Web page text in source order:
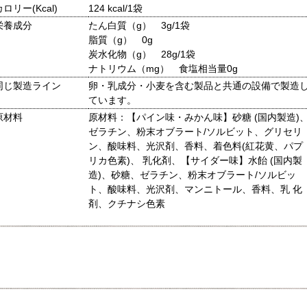
ロリー(Kcal)
124 kcal/1袋
養成分
たん白質（g） 3g/1袋
脂質（g） 0g
炭水化物（g） 28g/1袋
ナトリウム（mg） 食塩相当量0g
じ製造ライン
卵・乳成分・小麦を含む製品と共通の設備で製造
ています。
材料
原材料：【パイン味・みかん味】砂糖 (国内製造)
ゼラチン、粉末オブラート/ソルビット、グリセリ
ン、酸味料、光沢剤、香料、着色料(紅花黄、パプ
リカ色素)、 乳化剤、【サイダー味】水飴 (国内製
造)、砂糖、ゼラチン、粉末オブラート/ソルビッ
ト、酸味料、光沢剤、マンニトール、香料、乳 化
剤、クチナシ色素